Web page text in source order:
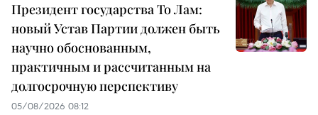
Президент государства То Лам:
новый Устав Партии должен быть
научно обоснованным,
практичным и рассчитанным на
долгосрочную перспективу
05/08/2026 08:12